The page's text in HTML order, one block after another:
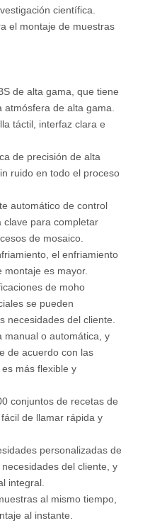
científica.
el montaje de muestras
de alta gama, que tiene
de alta gama.
táctil, interfaz clara e
de precisión de alta
ruido en todo el proceso
automático de control
clave para completar
de mosaico.
el enfriamiento
es mayor.
de moho
se pueden
necesidades del cliente.
manual o automática, y
de acuerdo con las
más flexible y
conjuntos de recetas de
de llamar rápida y
personalizadas de
del cliente, y
integral.
al mismo tiempo,
al instante.